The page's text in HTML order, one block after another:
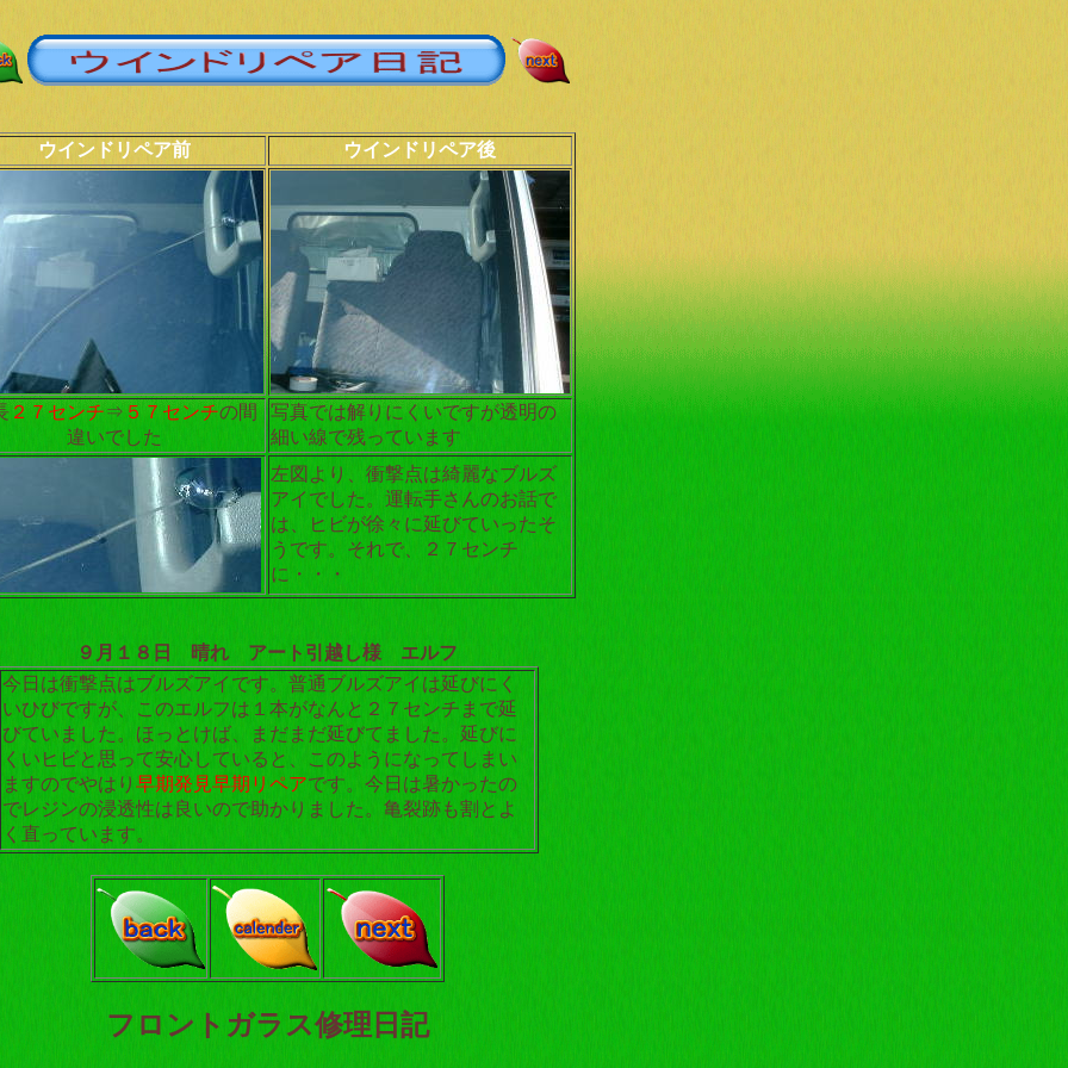
ウインドリペア前 ウインドリペア後
２７センチ⇒ ５７センチの間
違いでした
写真では解りにくいですが透明の
細い線で残っています
左図より、衝撃点は綺麗なブルズ
アイでした。運転手さんのお話で
は、ヒビが徐々に延びていったそ
うです。それで、２７センチ
に・・・
９月１８日 晴れ アート引越し様 エルフ
今日は衝撃点はブルズアイです。普通ブルズアイは延びにく
いひびですが、このエルフは１本がなんと２７センチまで延
びていました。ほっとけば、まだまだ延びてました。延びに
くいヒビと思って安心していると、このようになってしまい
ますのでやはり 早期発見早期リペアです。今日は暑かったの
でレジンの浸透性は良いので助かりました。亀裂跡も割とよ
く直っています。
フロントガラス修理日記